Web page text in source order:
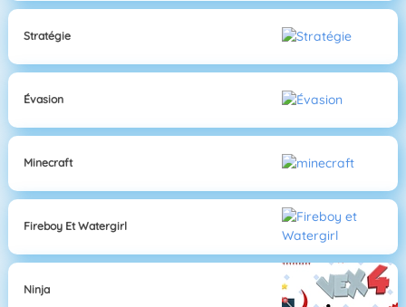
Stratégie
Évasion
Minecraft
Fireboy Et Watergirl
Ninja